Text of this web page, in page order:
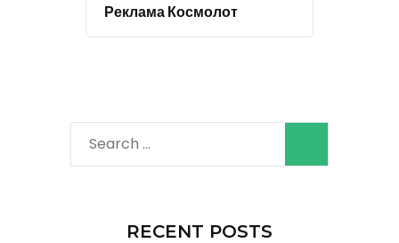
Реклама Космолот
Search
for:
RECENT POSTS